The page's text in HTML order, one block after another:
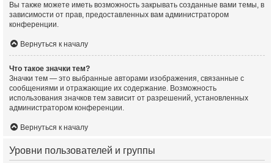
Вы также можете иметь возможность закрывать созданные вами темы, в
зависимости от прав, предоставленных вам администратором
конференции.
Вернуться к началу
Что такое значки тем?
Значки тем — это выбранные авторами изображения, связанные с
сообщениями и отражающие их содержание. Возможность
использования значков тем зависит от разрешений, установленных
администратором конференции.
Вернуться к началу
Уровни пользователей и группы